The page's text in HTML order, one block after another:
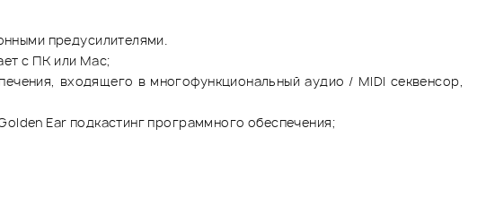
предусилителями.
с ПК или Mac;
входящего в многофункциональный аудио / MIDI секвенсор,
Ear подкастинг программного обеспечения;